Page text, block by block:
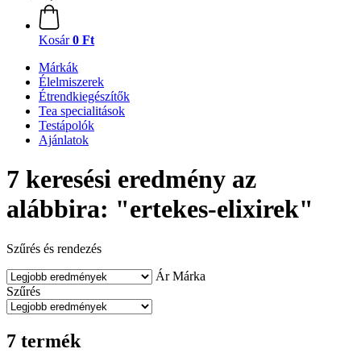
Kosár 0 Ft
Márkák
Élelmiszerek
Étrendkiegészítők
Tea specialitások
Testápolók
Ajánlatok
7 keresési eredmény az
alábbira: "ertekes-elixirek"
Szűrés és rendezés
Ár Márka
Szűrés
7 termék